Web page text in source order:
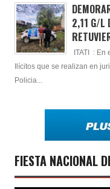
2,11 G/L
ITATI : En
Ilícitos que se realizan en
Policia...
FIESTA NACIONAL